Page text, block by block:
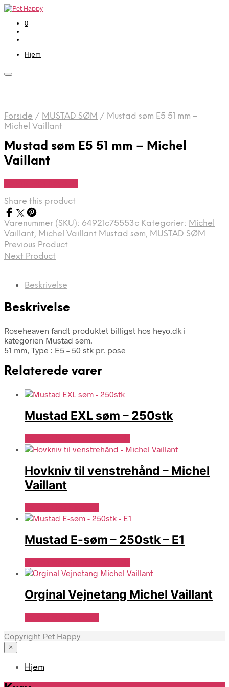
0
Hjem
Forside / MUSTAD SØM / Mustad søm E5 51 mm –
Michel Vaillant
Mustad søm E5 51 mm – Michel
Vaillant
Share this product
Varenummer (SKU): 64921c75553c Kategorier: Michel
Vaillant, Michel Vaillant Mustad søm, MUSTAD SØM
Previous Product
Next Product
Beskrivelse
Beskrivelse
Roseheaven fandt produktet billigst hos heyo.dk i
kategorien Mustad søm.
51 mm, Type : E5 – 50 stk pr. pose
Relaterede varer
Mustad EXL søm – 250stk
Hovkniv til venstrehånd – Michel
Vaillant
Mustad E-søm – 250stk – E1
Orginal Vejnetang Michel Vaillant
Copyright Pet Happy
×
Hjem